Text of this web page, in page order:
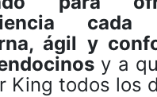
ágil y
y a
King todos los